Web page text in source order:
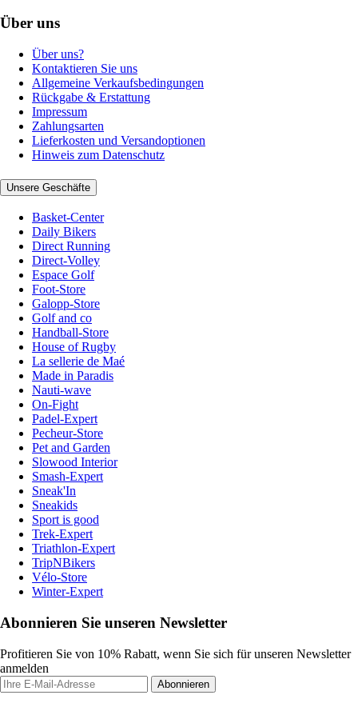
Über uns
Über uns?
Kontaktieren Sie uns
Allgemeine Verkaufsbedingungen
Rückgabe & Erstattung
Impressum
Zahlungsarten
Lieferkosten und Versandoptionen
Hinweis zum Datenschutz
Unsere Geschäfte
Basket-Center
Daily Bikers
Direct Running
Direct-Volley
Espace Golf
Foot-Store
Galopp-Store
Golf and co
Handball-Store
House of Rugby
La sellerie de Maé
Made in Paradis
Nauti-wave
On-Fight
Padel-Expert
Pecheur-Store
Pet and Garden
Slowood Interior
Smash-Expert
Sneak'In
Sneakids
Sport is good
Trek-Expert
Triathlon-Expert
TripNBikers
Vélo-Store
Winter-Expert
Abonnieren Sie unseren Newsletter
Profitieren Sie von 10% Rabatt, wenn Sie sich für unseren Newsletter
anmelden
Abonnieren